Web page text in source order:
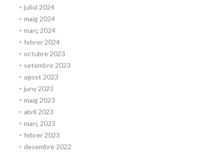
juliol 2024
maig 2024
març 2024
febrer 2024
octubre 2023
setembre 2023
agost 2023
juny 2023
maig 2023
abril 2023
març 2023
febrer 2023
desembre 2022